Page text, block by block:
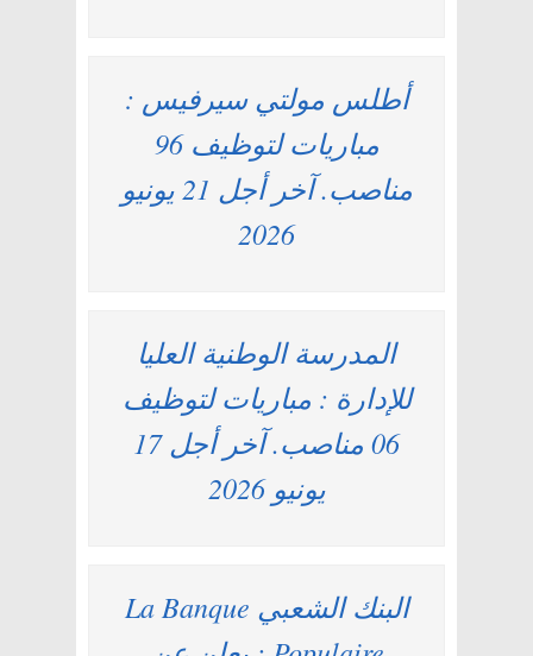
أطلس مولتي سيرفيس :
مباريات لتوظيف 96
مناصب. آخر أجل 21 يونيو
2026
المدرسة الوطنية العليا
للإدارة : مباريات لتوظيف
06 مناصب. آخر أجل 17
يونيو 2026
البنك الشعبي La Banque